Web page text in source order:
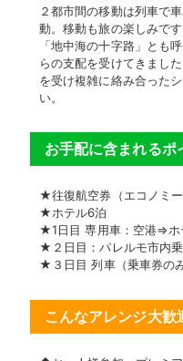
２都市間の移動は列車で
動。移動も旅の楽しみで
「地中海の十字路」とも
らの支配を受けてきまし
を受け複雑に絡み合った
い。
お手配に含まれるポ
★往復航空券（エコノミー
★ホテル6泊
★1日目 専用車：空港⇒ホ
★２日目：パレルモ市内
★３日目 列車（乗車券の
こんなアレンジ大歓